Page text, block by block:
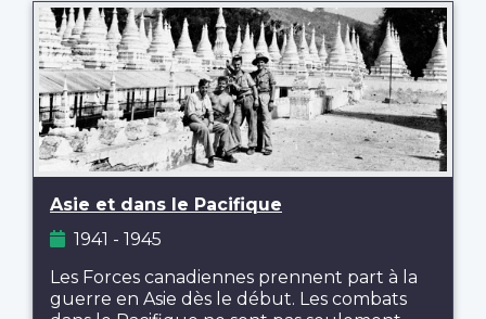
Asie et dans le Pacifique
1941 - 1945
Les Forces canadiennes prennent part à la
guerre en Asie dès le début. Les combats